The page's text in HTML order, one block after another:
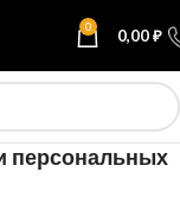
0 0,00₽
персональных